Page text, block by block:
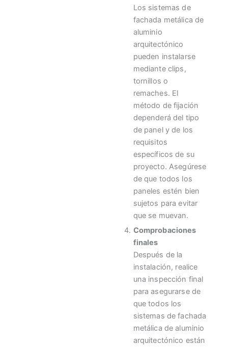
Los sistemas de
fachada metálica de
aluminio
arquitectónico
pueden instalarse
mediante clips,
tornillos o
remaches. El
método de fijación
dependerá del tipo
de panel y de los
requisitos
específicos de su
proyecto. Asegúrese
de que todos los
paneles estén bien
sujetos para evitar
que se muevan.
Comprobaciones
finales
Después de la
instalación, realice
una inspección final
para asegurarse de
que todos los
sistemas de fachada
metálica de aluminio
arquitectónico están